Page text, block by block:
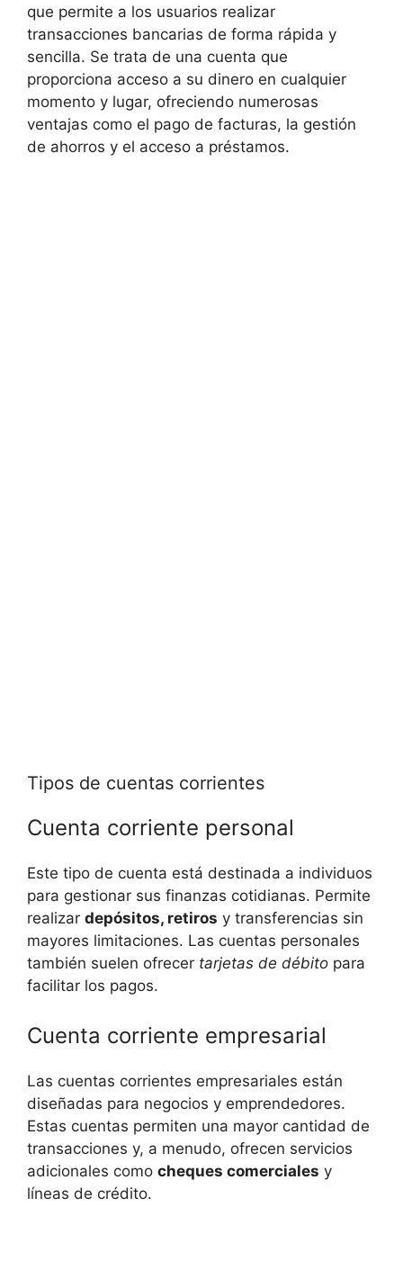
que permite a los usuarios realizar
transacciones bancarias de forma rápida y
sencilla. Se trata de una cuenta que
proporciona acceso a su dinero en cualquier
momento y lugar, ofreciendo numerosas
ventajas como el pago de facturas, la gestión
de ahorros y el acceso a préstamos.
Tipos de cuentas corrientes
Cuenta corriente personal
Este tipo de cuenta está destinada a individuos
para gestionar sus finanzas cotidianas. Permite
realizar depósitos, retiros y transferencias sin
mayores limitaciones. Las cuentas personales
también suelen ofrecer tarjetas de débito para
facilitar los pagos.
Cuenta corriente empresarial
Las cuentas corrientes empresariales están
diseñadas para negocios y emprendedores.
Estas cuentas permiten una mayor cantidad de
transacciones y, a menudo, ofrecen servicios
adicionales como cheques comerciales y
líneas de crédito.